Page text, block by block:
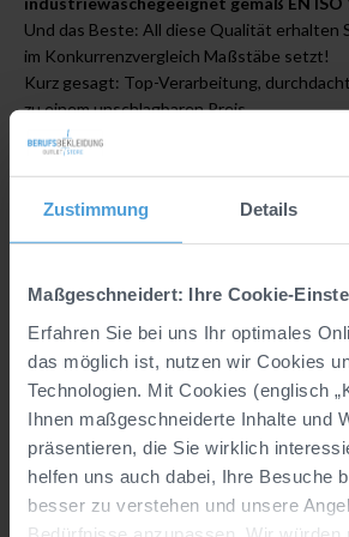
Zustimmung Details
Maßgeschneidert: Ihre Cookie-
Erfahren Sie bei uns Ihr optimales
das möglich ist, nutzen wir Cookies
Technologien. Mit Cookies (englisch
Ihnen maßgeschneiderte Inhalte und
präsentieren, die Sie wirklich
helfen uns auch dabei, Ihre Besuche
besser zu verstehen und unsere
Und das Beste: All diese Qualität erhalten
im Konkurrenzvergleich Maßstäbe setzt!
Kurz gesagt: Top-Verarbeitung,
zu einem unschlagbaren Preis.
Übrigens: Die passende Hose erhalten
CLINIC DRESS, In der Welle 14,
Bramsche, info@clinicdress.de
Material:77% Polyester/20%
Elasthan (Stretch)
Industriewäsche geeignet nach
Ja, bei 75° Wäsche und 90°
Materialgewicht (g/m²):180